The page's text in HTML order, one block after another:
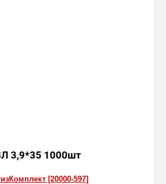
3,9*35 1000шт
[20000-597]